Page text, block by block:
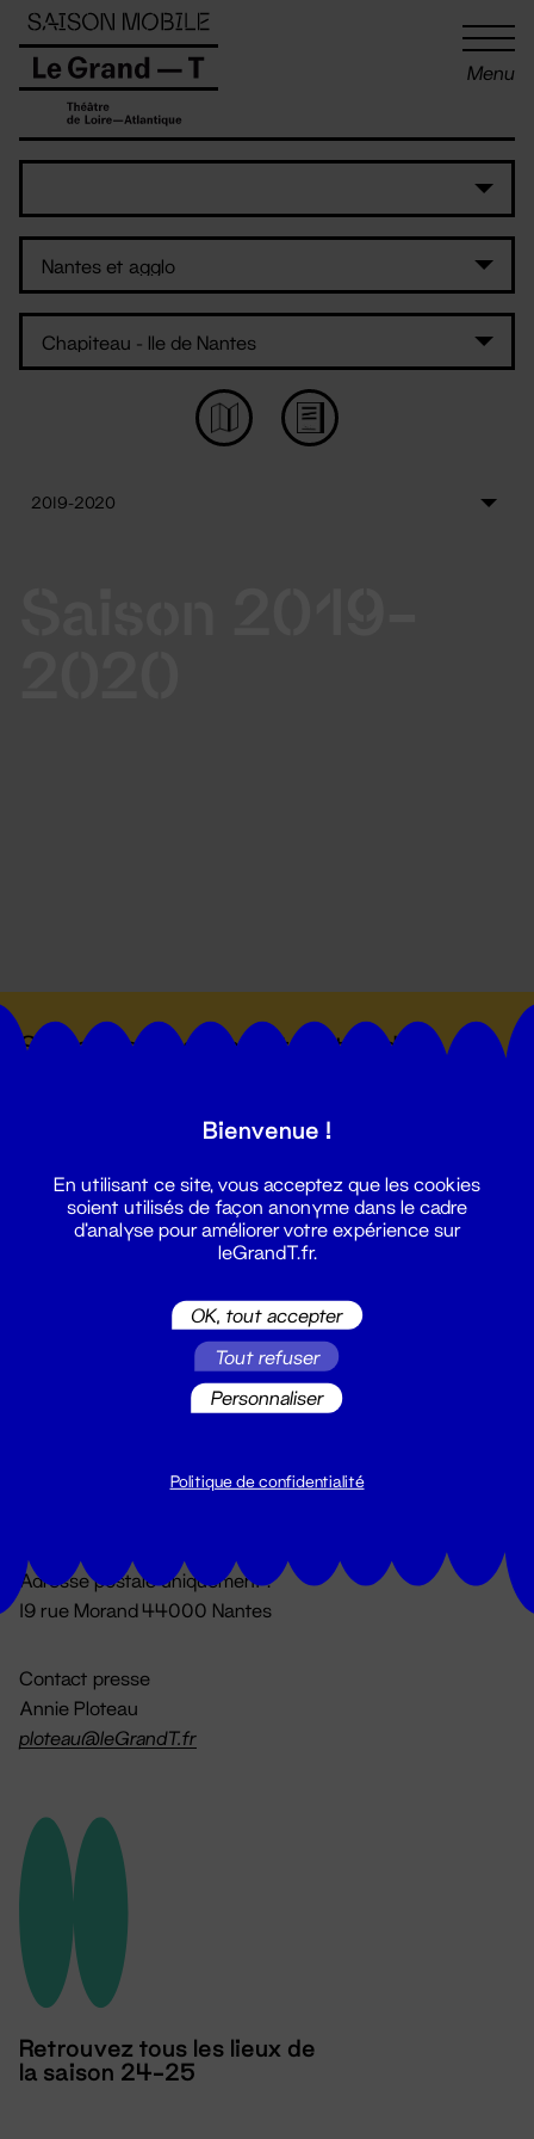
Menu
Suivez toutes les actualités du
Du lundi au vendredi 14h → 18h
Adresse postale uniquement :
19 rue Morand 44000 Nantes
Contact presse
Annie Ploteau
ploteau@leGrandT.fr
Retrouvez tous les lieux de
la saison 24-25
Panneau de gestion des cookies
Bienvenue !
En utilisant ce site, vous acceptez que les cookies
soient utilisés de façon anonyme dans le cadre
d'analyse pour améliorer votre expérience sur
leGrandT.fr.
OK, tout accepter
Tout refuser
Personnaliser
Politique de confidentialité